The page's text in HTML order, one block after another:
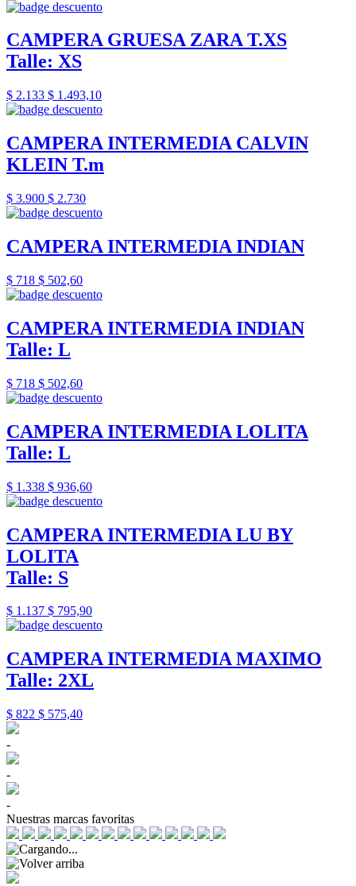
CAMPERA GRUESA ZARA T.XS
Talle: XS
$ 2.133 $ 1.493,10
CAMPERA INTERMEDIA CALVIN
KLEIN T.m
$ 3.900 $ 2.730
CAMPERA INTERMEDIA INDIAN
$ 718 $ 502,60
CAMPERA INTERMEDIA INDIAN
Talle: L
$ 718 $ 502,60
CAMPERA INTERMEDIA LOLITA
Talle: L
$ 1.338 $ 936,60
CAMPERA INTERMEDIA LU BY
LOLITA
Talle: S
$ 1.137 $ 795,90
CAMPERA INTERMEDIA MAXIMO
Talle: 2XL
$ 822 $ 575,40
-
-
-
Nuestras marcas favoritas